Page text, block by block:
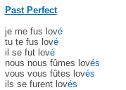
Past Perfect
je me fus lové
tu te fus lové
il se fut lové
nous nous fûmes lovés
vous vous fûtes lovés
ils se furent lovés